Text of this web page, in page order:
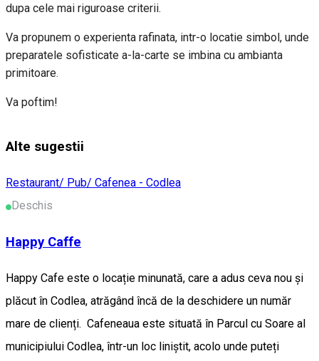
dupa cele mai riguroase criterii.
Va propunem o experienta rafinata, intr-o locatie simbol, unde
preparatele sofisticate a-la-carte se imbina cu ambianta
primitoare.
Va poftim!
Alte sugestii
Restaurant/ Pub/ Cafenea - Codlea
Deschis
Happy Caffe
Happy Cafe este o locație minunată, care a adus ceva nou și
plăcut în Codlea, atrăgând încă de la deschidere un număr
mare de clienți. Cafeneaua este situată în Parcul cu Soare al
municipiului Codlea, într-un loc liniștit, acolo unde puteți